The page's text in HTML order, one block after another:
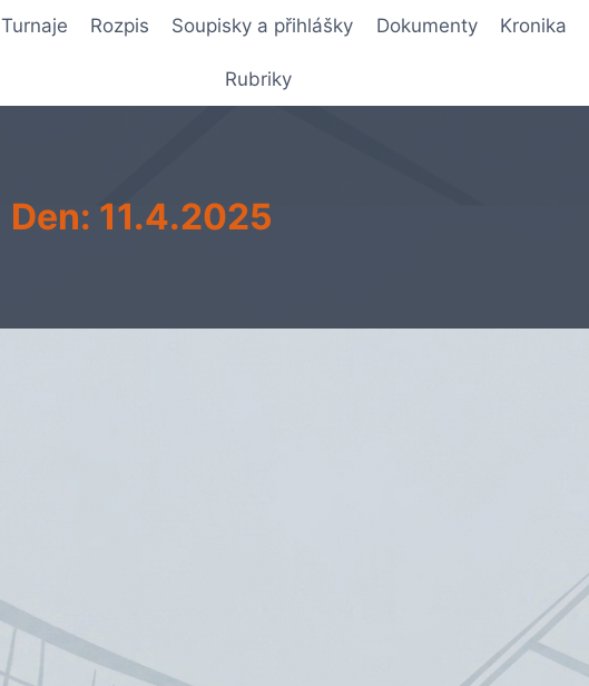
Turnaje Rozpis Soupisky a přihlášky Dokumenty Kronika
Rubriky
Den: 11.4.2025